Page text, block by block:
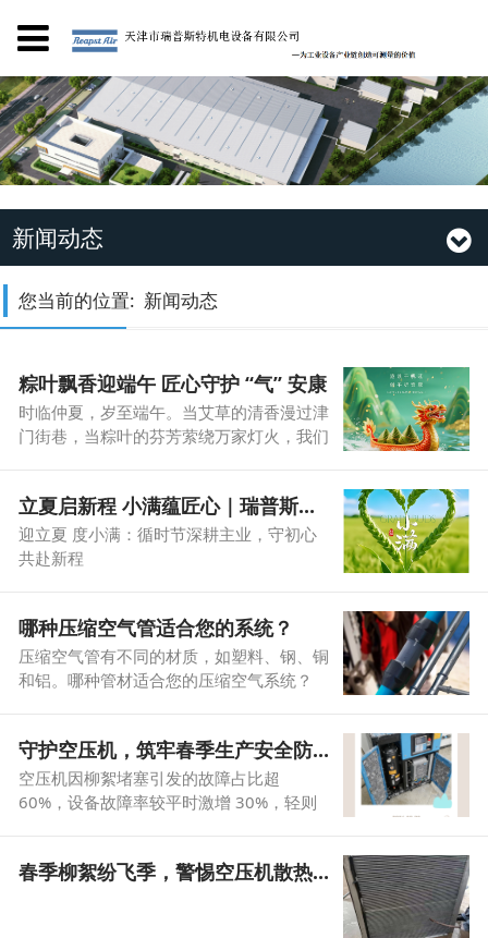
新闻动态
您当前的位置: 新闻动态
粽叶飘香迎端午 匠心守护 “气” 安康
时临仲夏，岁至端午。当艾草的清香漫过津
门街巷，当粽叶的芬芳萦绕万家灯火，我们
向一直以来信任与支持我们的广大客户、合
作伙伴，以及辛勤付出的全体员工及家属，
致以最诚挚的节日问候与最美好的祝福：祝
立夏启新程 小满蕴匠心｜瑞普斯特与时偕行，实干赴夏
迎立夏 度小满：循时节深耕主业，守初心
共赴新程
哪种压缩空气管适合您的系统？
压缩空气管有不同的材质，如塑料、钢、铜
和铝。哪种管材适合您的压缩空气系统？
守护空压机，筑牢春季生产安全防线
空压机因柳絮堵塞引发的故障占比超
60%，设备故障率较平时激增 30%，轻则
保障空压机平稳运行，避免柳絮侵扰带来的
春季柳絮纷飞季，警惕空压机散热器堵塞！